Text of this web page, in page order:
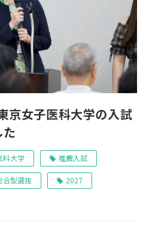
京女子医科大学の入試
科大学 推薦入試
合型選抜 2027